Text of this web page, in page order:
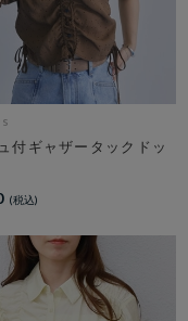
付ギャザータックドッ